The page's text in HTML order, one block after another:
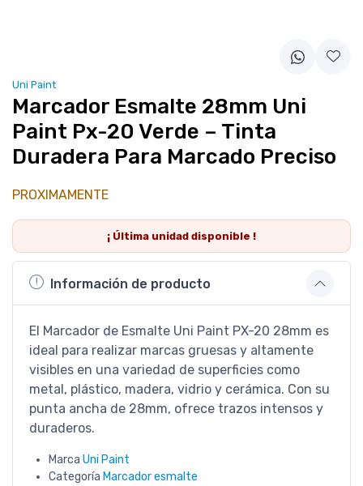
Uni Paint
Marcador Esmalte 28mm Uni
Paint Px-20 Verde – Tinta
Duradera Para Marcado Preciso
PROXIMAMENTE
¡ Última unidad disponible !
Información de producto
El Marcador de Esmalte Uni Paint PX-20 28mm es
ideal para realizar marcas gruesas y altamente
visibles en una variedad de superficies como
metal, plástico, madera, vidrio y cerámica. Con su
punta ancha de 28mm, ofrece trazos intensos y
duraderos.
Marca Uni Paint
Categoría Marcador esmalte